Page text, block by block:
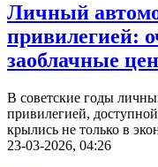
Личный
привилегией:
заоблачные
В советские годы
привилегией,
крылись не только в
23-03-2026, 04:26